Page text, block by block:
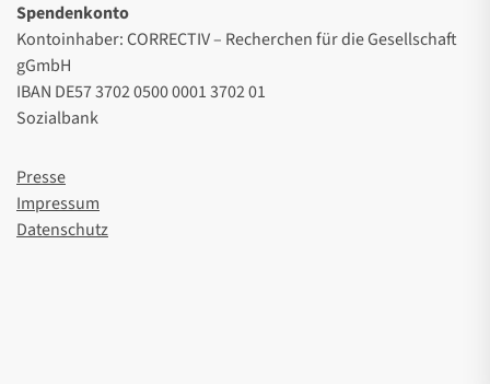
Spendenkonto
Kontoinhaber: CORRECTIV – Recherchen für die Gesellschaft
gGmbH
IBAN DE57 3702 0500 0001 3702 01
Sozialbank
Presse
Impressum
Datenschutz